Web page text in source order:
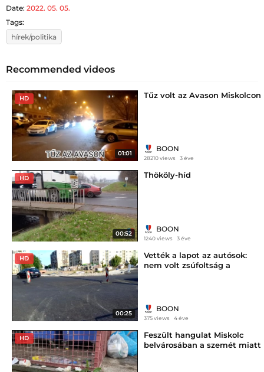
Date: 2022. 05. 05.
Tags:
hírek/politika
Recommended videos
HD
01:01
Tűz volt az Avason Miskolcon
BOON
28210 views 3 éve
HD
00:52
Thököly-híd
BOON
1240 views 3 éve
HD
00:25
Vették a lapot az autósok:
nem volt zsúfoltság a
BOON
375 views 4 éve
HD
Feszült hangulat Miskolc
belvárosában a szemét miatt